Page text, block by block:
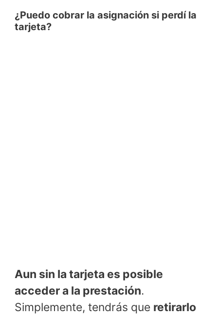
¿Puedo cobrar la asignación si perdí la
tarjeta?
Aun sin la tarjeta es posible
acceder a la prestación.
Simplemente, tendrás que retirarlo